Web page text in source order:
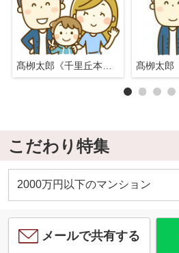
髙栁太郎《千里丘本店》
こだわり特集
2000万円以下のマンション
メールで共有する